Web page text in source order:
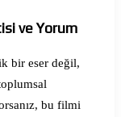
ve Yorum
bir eser değil,
bu filmi